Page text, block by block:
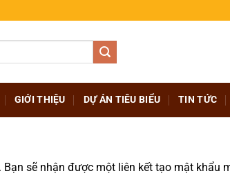
GIỚI THIỆU DỰ ÁN TIÊU BIỂU TIN TỨC
sẽ nhận được một liên kết tạo mật khẩu